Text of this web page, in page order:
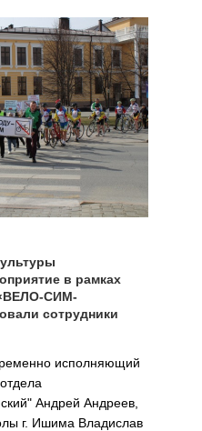
в рамках
СИМ-
сотрудники
исполняющий
Андрей Андреев,
г. Ишима Владислав